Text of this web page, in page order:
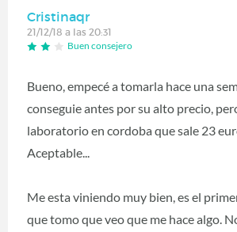
Cristinaqr
21/12/18 a las 20:31
Buen consejero
Bueno, empecé a tomarla hace una
conseguie antes por su alto precio,
laboratorio en cordoba que sale 23
Aceptable...
Me esta viniendo muy bien, es el
que tomo que veo que me hace algo.